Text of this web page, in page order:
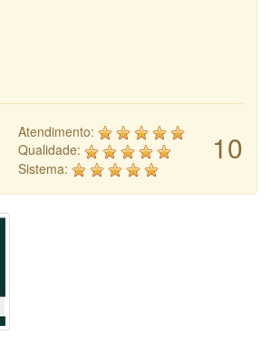
10
Atendimento:
Qualidade:
Sistema: